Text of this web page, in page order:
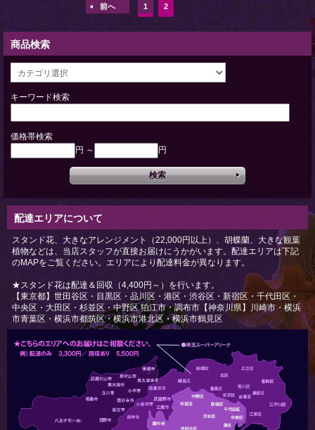
前へ 1 2
商品検索
キーワード検索
価格帯検索
円 ～
円
配達エリアについて
スタンド花、大きなアレンジメント（22,000円以上）、胡蝶蘭、大きな観葉
植物などは、当店スタッフが直接お届けにうかがいます。配達エリアは下記
のMAPをご覧ください。エリアにより配達料金が異なります。
★スタンド花は配達＆回収（4,400円～）を行います。
【東京都】世田谷区・目黒区・品川区・港区・渋谷区・新宿区・千代田区・
中央区・大田区・杉並区・中野区 狛江市・調布市【神奈川県】川崎市・横浜
市青葉区・横浜市都筑区・横浜市港北区・横浜市鶴見区